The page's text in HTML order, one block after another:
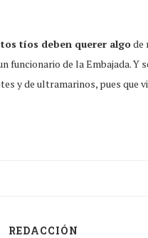
tíos deben querer algode
funcionario de la Embajada. Y
y de ultramarinos, pues que
REDACCIÓN